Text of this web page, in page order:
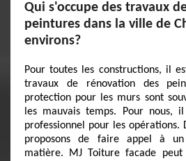
Qui s'occupe des travaux
peintures dans la ville de
environs?
Pour toutes les constructions, il
travaux de rénovation des
protection pour les murs sont
les mauvais temps. Pour nous,
professionnel pour les opérations.
proposons de faire appel à
matière. MJ Toiture facade